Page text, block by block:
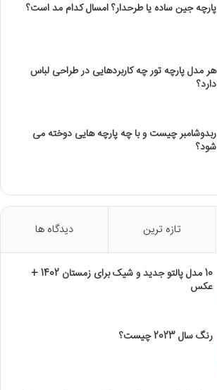
پارچه جین ساده یا طرحدار؟ امسال کدام مد است؟
هر مدل پارچه تور چه کاربردهایی در طراحی لباس
دارد؟
ربدوشامبر چیست و با چه پارچه هایی دوخته می
شود؟
تازه ترین دیدگاه ها
10 مدل پالتو جدید و شیک برای زمستان 1402 +
عکس
رنگ سال 2023 چیست؟